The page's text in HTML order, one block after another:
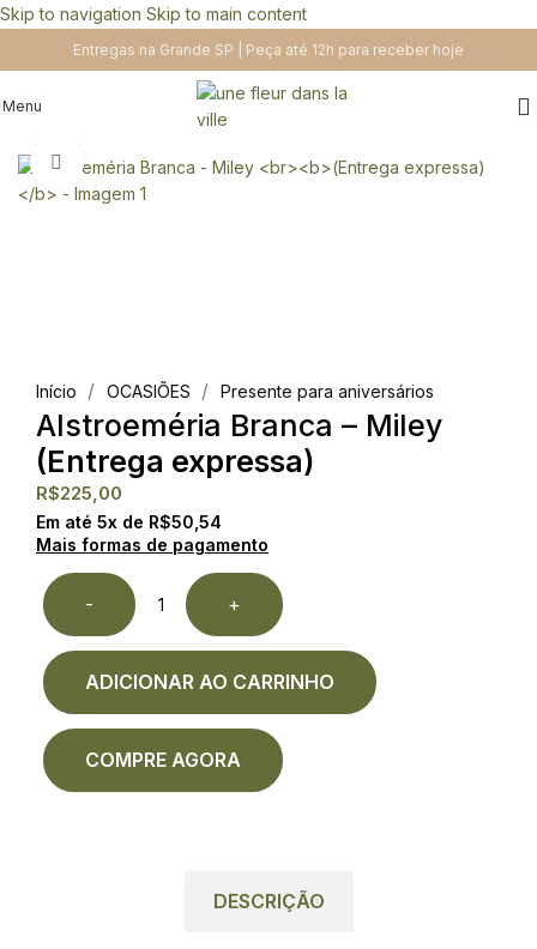
Skip to navigation Skip to main content
Entregas na Grande SP | Peça até 12h para receber hoje
Menu
Clique para ampliar
Início / OCASIÕES / Presente para aniversários
Alstroeméria Branca – Miley
(Entrega expressa)
R$225,00
Em até 5x de R$50,54
Mais formas de pagamento
- +
ADICIONAR AO CARRINHO
COMPRE AGORA
DESCRIÇÃO